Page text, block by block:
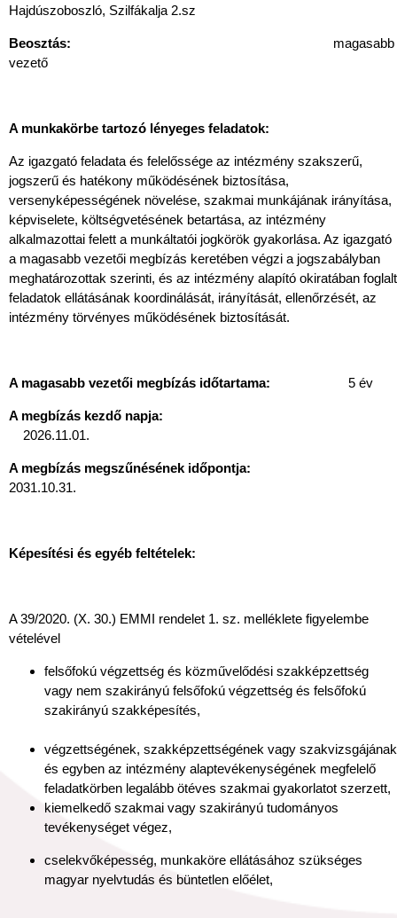
Hajdúszoboszló, Szilfákalja 2.sz
Beosztás:
magasabb
vezető
A munkakörbe tartozó lényeges feladatok:
Az igazgató feladata és felelőssége az intézmény szakszerű,
jogszerű és hatékony működésének biztosítása,
versenyképességének növelése, szakmai munkájának irányítása,
képviselete, költségvetésének betartása, az intézmény
alkalmazottai felett a munkáltatói jogkörök gyakorlása. Az igazgató
a magasabb vezetői megbízás keretében végzi a jogszabályban
meghatározottak szerinti, és az intézmény alapító okiratában foglalt
feladatok ellátásának koordinálását, irányítását, ellenőrzését, az
intézmény törvényes működésének biztosítását.
A magasabb vezetői megbízás időtartama: 5 év
A megbízás kezdő napja:
2026.11.01.
A megbízás megszűnésének időpontja:
2031.10.31.
Képesítési és egyéb feltételek:
A 39/2020. (X. 30.) EMMI rendelet 1. sz. melléklete figyelembe
vételével
felsőfokú végzettség és közművelődési szakképzettség
vagy nem szakirányú felsőfokú végzettség és felsőfokú
szakirányú szakképesítés,
végzettségének, szakképzettségének vagy szakvizsgájának
és egyben az intézmény alaptevékenységének megfelelő
feladatkörben legalább ötéves szakmai gyakorlatot szerzett,
kiemelkedő szakmai vagy szakirányú tudományos
tevékenységet végez,
cselekvőképesség, munkaköre ellátásához szükséges
magyar nyelvtudás és büntetlen előélet,